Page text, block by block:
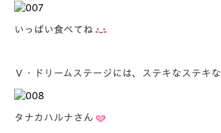
いっぱい食べてね
Ｖ・ドリームステージには、ステキなステキな
タナカハルナさん